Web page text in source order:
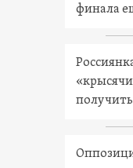
финала